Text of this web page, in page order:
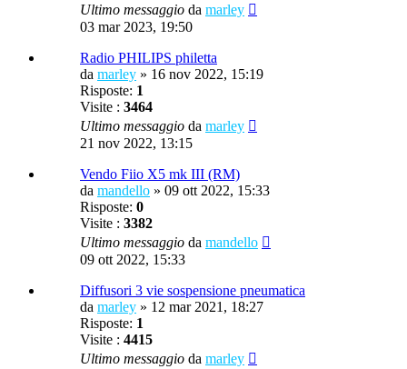
Ultimo messaggio da marley
03 mar 2023, 19:50
Radio PHILIPS philetta
da marley » 16 nov 2022, 15:19
Risposte: 1
Visite : 3464
Ultimo messaggio da marley
21 nov 2022, 13:15
Vendo Fiio X5 mk III (RM)
da mandello » 09 ott 2022, 15:33
Risposte: 0
Visite : 3382
Ultimo messaggio da mandello
09 ott 2022, 15:33
Diffusori 3 vie sospensione pneumatica
da marley » 12 mar 2021, 18:27
Risposte: 1
Visite : 4415
Ultimo messaggio da marley